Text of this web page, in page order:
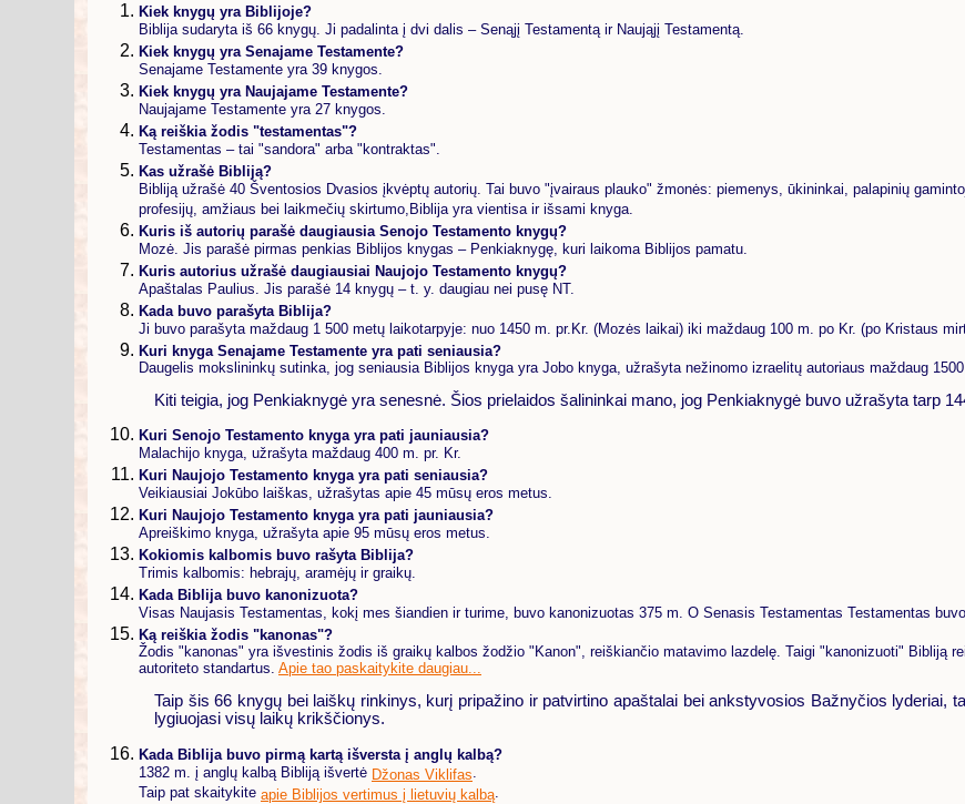
Kiek knygų yra Biblijoje?
Biblija sudaryta iš 66 knygų. Ji padalinta į dvi dalis – Senąjį Testamentą ir Naująjį Testamentą.
Kiek knygų yra Senajame Testamente?
Senajame Testamente yra 39 knygos.
Kiek knygų yra Naujajame Testamente?
Naujajame Testamente yra 27 knygos.
Ką reiškia žodis "testamentas"?
Testamentas – tai "sandora" arba "kontraktas".
Kas užrašė Bibliją?
Bibliją užrašė 40 Šventosios Dvasios įkvėptų autorių. Tai buvo "įvairaus plauko" žmonės: piemenys, ūkininkai, palapinių
profesijų, amžiaus bei laikmečių skirtumo,Biblija yra vientisa ir išsami knyga.
Kuris iš autorių parašė daugiausia Senojo Testamento knygų?
Mozė. Jis parašė pirmas penkias Biblijos knygas – Penkiaknygę, kuri laikoma Biblijos pamatu.
Kuris autorius užrašė daugiausiai Naujojo Testamento knygų?
Apaštalas Paulius. Jis parašė 14 knygų – t. y. daugiau nei pusę NT.
Kada buvo parašyta Biblija?
Ji buvo parašyta maždaug 1 500 metų laikotarpyje: nuo 1450 m. pr.Kr. (Mozės laikai) iki maždaug 100 m. po Kr. (po Kristaus
Kuri knyga Senajame Testamente yra pati seniausia?
Daugelis mokslininkų sutinka, jog seniausia Biblijos knyga yra Jobo knyga, užrašyta nežinomo izraelitų autoriaus maždaug
Kiti teigia, jog Penkiaknygė yra senesnė. Šios prielaidos šalininkai mano, jog Penkiaknygė buvo užrašyta tarp
Kuri Senojo Testamento knyga yra pati jauniausia?
Malachijo knyga, užrašyta maždaug 400 m. pr. Kr.
Kuri Naujojo Testamento knyga yra pati seniausia?
Veikiausiai Jokūbo laiškas, užrašytas apie 45 mūsų eros metus.
Kuri Naujojo Testamento knyga yra pati jauniausia?
Apreiškimo knyga, užrašyta apie 95 mūsų eros metus.
Kokiomis kalbomis buvo rašyta Biblija?
Trimis kalbomis: hebrajų, aramėjų ir graikų.
Kada Biblija buvo kanonizuota?
Visas Naujasis Testamentas, kokį mes šiandien ir turime, buvo kanonizuotas 375 m. O Senasis Testamentas Testamentas
Ką reiškia žodis "kanonas"?
Žodis "kanonas" yra išvestinis žodis iš graikų kalbos žodžio "Kanon", reiškiančio matavimo lazdelę. Taigi "kanonizuoti" Bibliją
autoriteto standartus. Apie tao paskaitykite daugiau...
Taip šis 66 knygų bei laiškų rinkinys, kurį pripažino ir patvirtino apaštalai bei ankstyvosios Bažnyčios lyderiai,
lygiuojasi visų laikų krikščionys.
Kada Biblija buvo pirmą kartą išversta į anglų kalbą?
1382 m. į anglų kalbą Bibliją išvertė Džonas Viklifas.
Taip pat skaitykite apie Biblijos vertimus į lietuvių kalbą.